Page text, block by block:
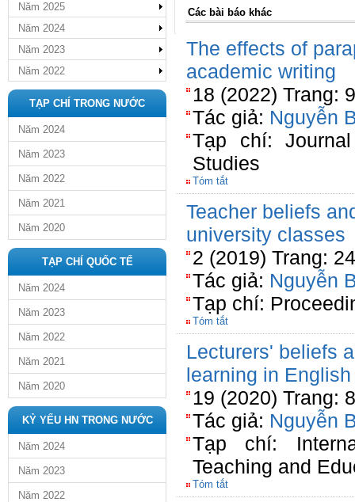
Năm 2025
Năm 2024
Năm 2023
Năm 2022
TẠP CHÍ TRONG NƯỚC
Năm 2024
Năm 2023
Năm 2022
Năm 2021
Năm 2020
TẠP CHÍ QUỐC TẾ
Năm 2024
Năm 2023
Năm 2022
Năm 2021
Năm 2020
KỶ YẾU HN TRONG NƯỚC
Năm 2024
Năm 2023
Năm 2022
Các bài báo khác
The effects of
academic writing
18 (2022) Trang:
Tác giả: Nguyễn
Tạp chí:
Studies
Tóm tắt
Teacher beliefs
university classes
2 (2019) Trang:
Tác giả: Nguyễn
Tạp chí:
Tóm tắt
Lecturers' beliefs
learning in
19 (2020) Trang:
Tác giả: Nguyễn
Tạp chí:
Teaching and
Tóm tắt